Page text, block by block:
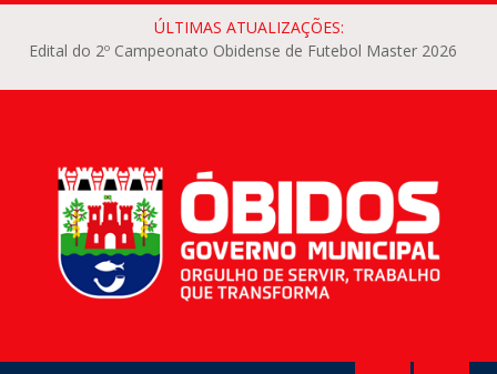
ÚLTIMAS ATUALIZAÇÕES:
Edital do 2º Campeonato Obidense de Futebol Master 2026